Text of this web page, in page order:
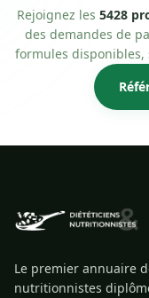
Rejoignez les 5428
des demandes de
formules disponibles,
Le premier annuaire
nutritionnistes